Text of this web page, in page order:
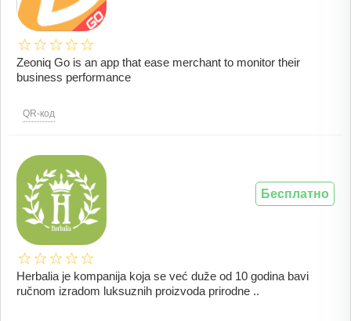
Zeoniq Go is an app that ease merchant to monitor their
business performance
QR-код
Herbalia je kompanija koja se već duže od 10 godina bavi
ručnom izradom luksuznih proizvoda prirodne ..
Бесплатно